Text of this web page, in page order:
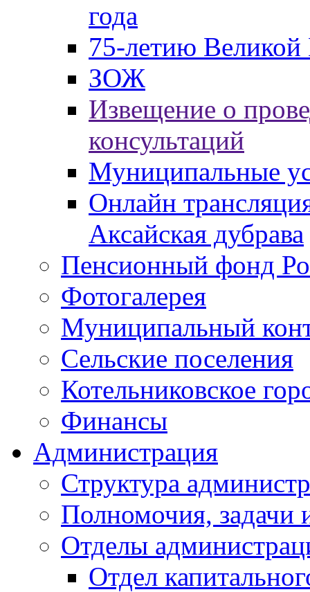
года
75-летию
ЗОЖ
Извещение о
консультаций
Муниципальные
Онлайн
Аксайская дубрава
Пенсионный фонд
Фотогалерея
Муниципальный
Сельские поселения
Котельниковское
Финансы
Администрация
Структура
Полномочия, задачи
Отделы
Отдел